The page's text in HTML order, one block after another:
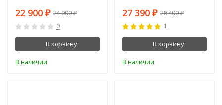
22 900 ₽ 24 000₽
0
В корзину
В наличии
27 390 ₽ 28 400₽
1
В корзину
В наличии